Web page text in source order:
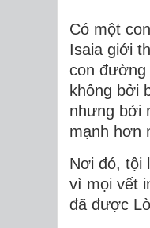
Có một
Isaia giới
con
không bởi
nhưng bởi
mạnh hơn
Nơi đó, tội
vì mọi vết
đã được